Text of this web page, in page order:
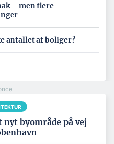
– men flere
antallet af boliger?
nyt byområde på vej